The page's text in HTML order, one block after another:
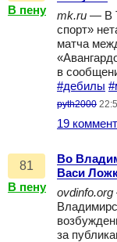
В пену
mk.ru — В
спорт»
матча
в
#дебилы
pyth2000
19
81
В пену
Во
Васи
ovdinfo.org
за